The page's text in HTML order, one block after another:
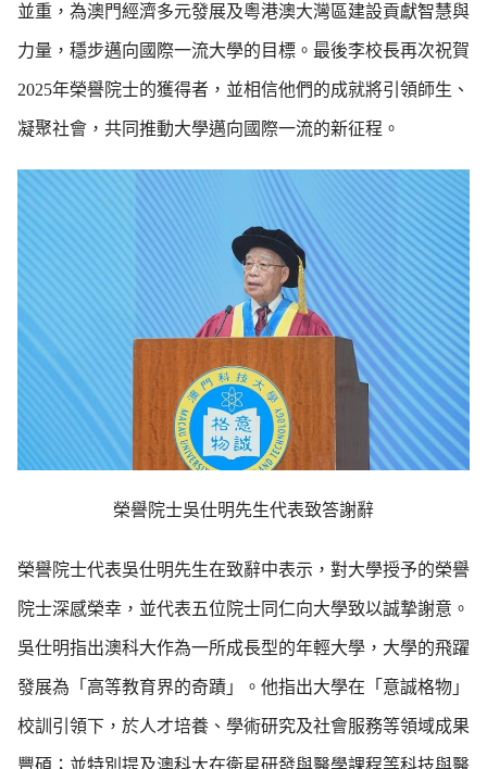
並重，為澳門經濟多元發展及粵港澳大灣區建設貢獻智慧與
力量，穩步邁向國際一流大學的目標。最後李校長再次祝賀
2025年榮譽院士的獲得者，並相信他們的成就將引領師生、
凝聚社會，共同推動大學邁向國際一流的新征程。
榮譽院士吳仕明先生代表致答謝辭
榮譽院士代表吳仕明先生在致辭中表示，對大學授予的榮譽
院士深感榮幸，並代表五位院士同仁向大學致以誠摯謝意。
吳仕明指出澳科大作為一所成長型的年輕大學，大學的飛躍
發展為「高等教育界的奇蹟」。他指出大學在「意誠格物」
校訓引領下，於人才培養、學術研究及社會服務等領域成果